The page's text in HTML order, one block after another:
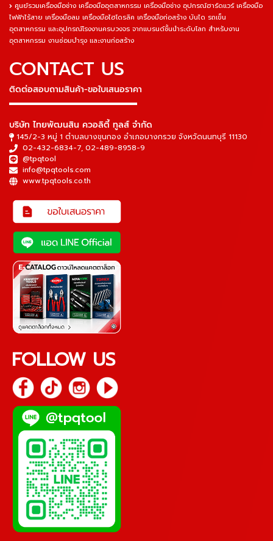
ศูนย์รวมเครื่องมือช่าง เครื่องมืออุตสาหกรรม เครื่องมือช่าง อุปกรณ์ฮาร์ดแวร์ เครื่องมือ
ไฟฟ้าไร้สาย เครื่องมือลม เครื่องมือไฮโดรลิค เครื่องมือก่อสร้าง บันได รถเข็น
อุตสาหกรรม และอุปกรณ์โรงงานครบวงจร จากแบรนด์ชั้นนำระดับโลก สำหรับงาน
อุตสาหกรรม งานซ่อมบำรุง และงานก่อสร้าง
CONTACT US
ติดต่อสอบถามสินค้า-ขอใบเสนอราคา
▬▬▬▬▬▬▬▬▬▬▬▬▬▬▬
บริษัท ไทยพัฒนสิน ควอลิตี้ ทูลส์ จำกัด
145/2-3 หมู่ 1 ตำบลบางขุนกอง อำเภอบางกรวย จังหวัดนนทบุรี 11130
02-432-6834-7, 02-489-8958-9
@tpqtool
info@tpqtools.com
www.tpqtools.co.th
FOLLOW US